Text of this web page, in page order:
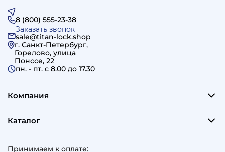
8 (800) 555-23-38
Заказать звонок
sale@titan-lock.shop
г. Санкт-Петербург,
Горелово, улица
Понссе, 22
пн. - пт. c 8.00 до 17.30
Компания
Каталог
Принимаем к оплате: